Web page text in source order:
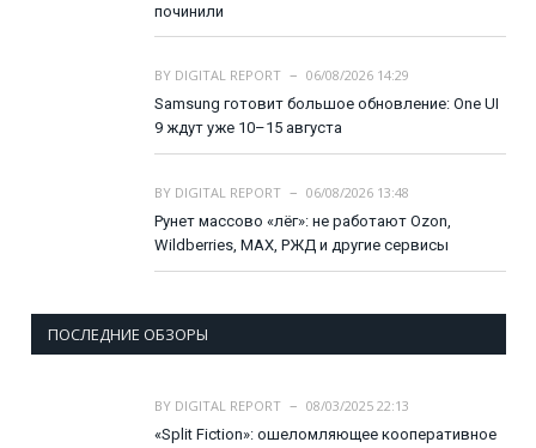
починили
BY DIGITAL REPORT
06/08/2026 14:29
Samsung готовит большое обновление: One UI
9 ждут уже 10–15 августа
BY DIGITAL REPORT
06/08/2026 13:48
Рунет массово «лёг»: не работают Ozon,
Wildberries, MAX, РЖД и другие сервисы
ПОСЛЕДНИЕ ОБЗОРЫ
BY DIGITAL REPORT
08/03/2025 22:13
«Split Fiction»: ошеломляющее кооперативное